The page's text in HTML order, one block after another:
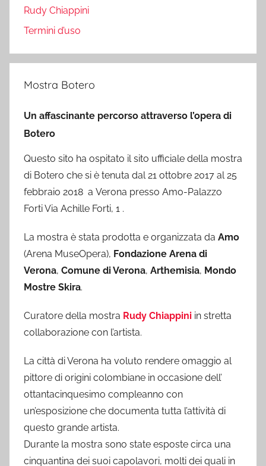
Rudy Chiappini
Termini d’uso
Mostra Botero
Un affascinante percorso attraverso l’opera di
Botero
Questo sito ha ospitato il sito ufficiale della mostra
di Botero che si è tenuta dal 21 ottobre 2017 al 25
febbraio 2018 a Verona presso Amo-Palazzo
Forti Via Achille Forti, 1 .
La mostra è stata prodotta e organizzata da Amo
(Arena MuseOpera), Fondazione Arena di
Verona, Comune di Verona, Arthemisia, Mondo
Mostre Skira.
Curatore della mostra Rudy Chiappini in stretta
collaborazione con l’artista.
La città di Verona ha voluto rendere omaggio al
pittore di origini colombiane in occasione dell’
ottantacinquesimo compleanno con
un’esposizione che documenta tutta l’attività di
questo grande artista.
Durante la mostra sono state esposte circa una
cinquantina dei suoi capolavori, molti dei quali in